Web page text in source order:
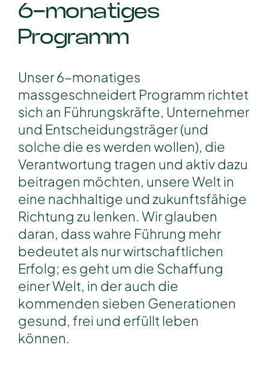
6-monatiges
Programm
Unser 6-monatiges
massgeschneidert Programm richtet
sich an Führungskräfte, Unternehmer
und Entscheidungsträger (und
solche die es werden wollen), die
Verantwortung tragen und aktiv dazu
beitragen möchten, unsere Welt in
eine nachhaltige und zukunftsfähige
Richtung zu lenken. Wir glauben
daran, dass wahre Führung mehr
bedeutet als nur wirtschaftlichen
Erfolg; es geht um die Schaffung
einer Welt, in der auch die
kommenden sieben Generationen
gesund, frei und erfüllt leben
können.